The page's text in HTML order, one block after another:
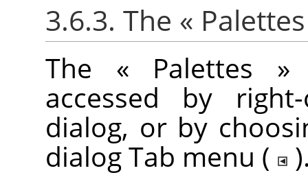
3.6.3. The « Palettes
The « Palettes »
accessed by
dialog, or by
dialog Tab menu (